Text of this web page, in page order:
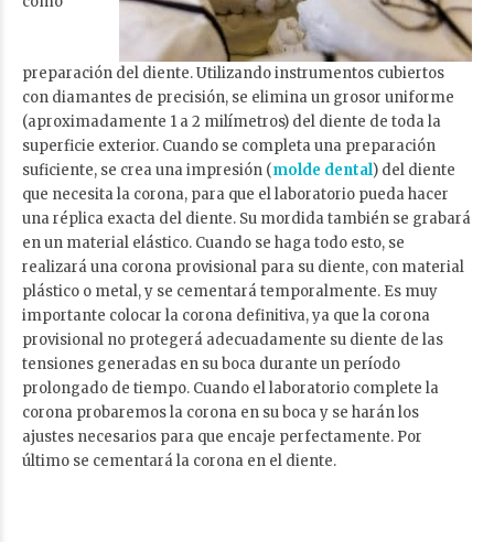
preparación del diente. Utilizando instrumentos cubiertos
con diamantes de precisión, se elimina un grosor uniforme
(aproximadamente 1 a 2 milímetros) del diente de toda la
superficie exterior. Cuando se completa una preparación
suficiente, se crea una impresión (molde dental) del diente
que necesita la corona, para que el laboratorio pueda hacer
una réplica exacta del diente. Su mordida también se grabará
en un material elástico. Cuando se haga todo esto, se
realizará una corona provisional para su diente, con material
plástico o metal, y se cementará temporalmente. Es muy
importante colocar la corona definitiva, ya que la corona
provisional no protegerá adecuadamente su diente de las
tensiones generadas en su boca durante un período
prolongado de tiempo. Cuando el laboratorio complete la
corona probaremos la corona en su boca y se harán los
ajustes necesarios para que encaje perfectamente. Por
último se cementará la corona en el diente.